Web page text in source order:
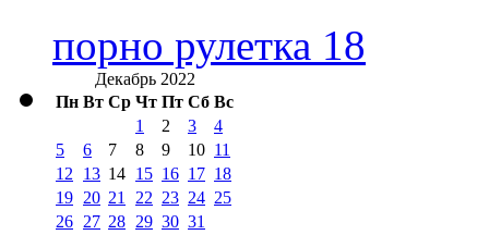
порно рулетка 18
Декабрь 2022
Пн Вт Ср Чт Пт Сб Вс
1 2 3
4
5
6 7 8 9 10 11
12
13 14 15 16 17 18
19 20 21 22 23 24 25
26 27 28 29 30 31